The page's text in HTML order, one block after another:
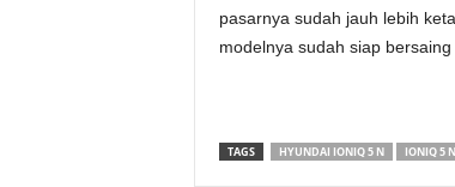
pasarnya sudah jauh lebih
modelnya sudah siap
TAGS HYUNDAI IONIQ 5 N IONIQ 5 N